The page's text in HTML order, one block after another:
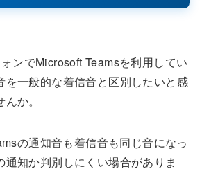
ンでMicrosoft Teamsを利用してい
を一般的な着信音と区別したいと感
か。
の通知音も着信音も同じ音になっ
通知か判別しにくい場合がありま